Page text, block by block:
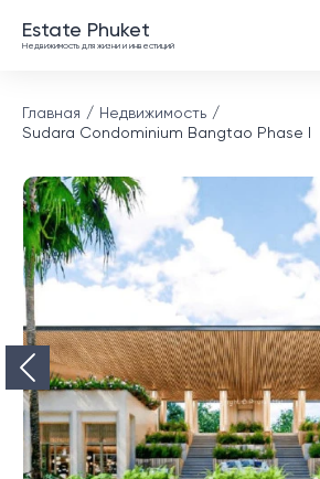
Estate Phuket
Недвижимость для жизни и инвестиций
Главная
Недвижимость
Sudara Condominium Bangtao Phase I